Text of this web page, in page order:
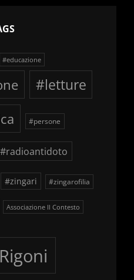
#educazione
#letture
#persone
#radioantidoto
#zingari #zingarofilia
Associazione Il Contesto